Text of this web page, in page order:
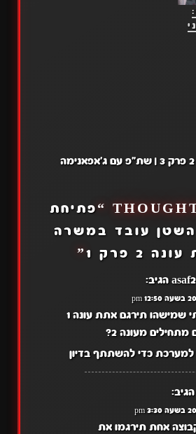
פתיחת
השטן עובד במשרה
2 פרק 1
”
הגיב:
שמישהו תירגם אתת עונה 1
מעונה 2?
כדי להשתתף בדיון
הגיב:
אחת תירגמו את